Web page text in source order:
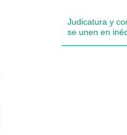
Judicatura y
se unen en